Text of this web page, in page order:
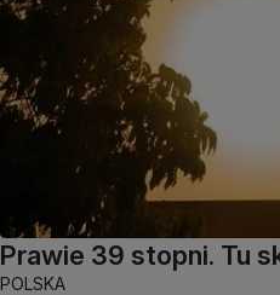
Prawie 39 stopni. Tu
POLSKA